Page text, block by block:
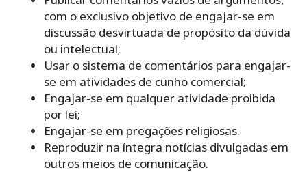
com o exclusivo objetivo de engajar-se em
discussão desvirtuada de propósito da dúvida
ou intelectual;
Usar o sistema de comentários para engajar-
se em atividades de cunho comercial;
Engajar-se em qualquer atividade proibida
por lei;
Engajar-se em pregações religiosas.
Reproduzir na íntegra notícias divulgadas em
outros meios de comunicação.